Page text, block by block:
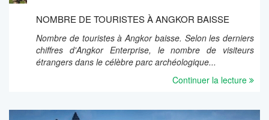
NOMBRE DE TOURISTES À ANGKOR BAISSE
Nombre de touristes à Angkor baisse. Selon les derniers
chiffres d'Angkor Enterprise, le nombre de visiteurs
étrangers dans le célèbre parc archéologique...
Continuer la lecture